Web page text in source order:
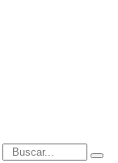
Introduce términos de